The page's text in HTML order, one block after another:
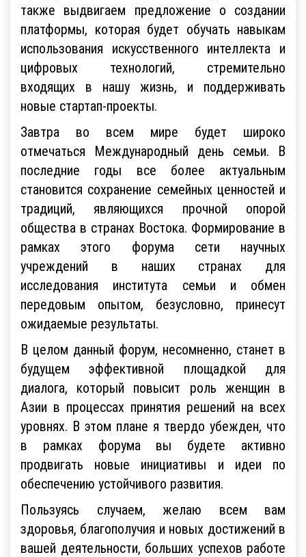
также выдвигаем предложение о создании
платформы, которая будет обучать навыкам
использования искусственного интеллекта и
цифровых технологий, стремительно
входящих в нашу жизнь, и поддерживать
новые стартап-проекты.
Завтра во всем мире будет широко
отмечаться Международный день семьи. В
последние годы все более актуальным
становится сохранение семейных ценностей и
традиций, являющихся прочной опорой
общества в странах Востока. Формирование в
рамках этого форума сети научных
учреждений в наших странах для
исследования института семьи и обмен
передовым опытом, безусловно, принесут
ожидаемые результаты.
В целом данный форум, несомненно, станет в
будущем эффективной площадкой для
диалога, который повысит роль женщин в
Азии в процессах принятия решений на всех
уровнях. В этом плане я твердо убежден, что
в рамках форума вы будете активно
продвигать новые инициативы и идеи по
обеспечению устойчивого развития.
Пользуясь случаем, желаю всем вам
здоровья, благополучия и новых достижений в
вашей деятельности, больших успехов работе